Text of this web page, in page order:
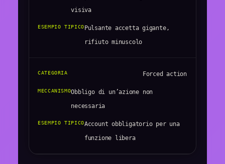
visiva
Pulsante accetta gigante,
rifiuto minuscolo
Forced action
Obbligo di un’azione non
necessaria
Account obbligatorio per una
funzione libera